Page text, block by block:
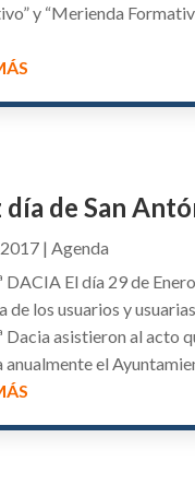
y “Merienda
día de San
| Agenda
DACIA El día 29 de
de los usuarios y
Dacia asistieron al acto
anualmente el